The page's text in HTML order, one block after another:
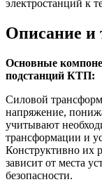
электростанций к
Описание и
Основные
подстанций КТП:
Силовой
напряжение,
учитывают
трансформации и
Конструктивно их
зависит от места
безопасности.